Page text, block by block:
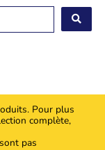
Pour plus
complète,
pas